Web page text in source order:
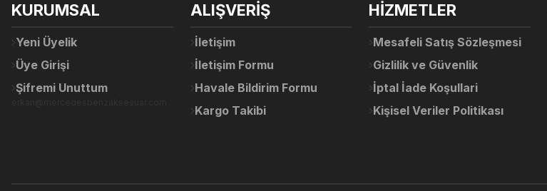
Yorum Yaz
Ürün açıklamasında eksik bilgiler bulunuyor.
Bu ürüne benzer farklı alternatifler olmalı.
Deneyimini Paylaş
KURUMSAL
Yeni Üyelik
Üye Girişi
Şifremi Unuttum
ALIŞVERİŞ
İletişim
İletişim Formu
Havale Bildirim Formu
Kargo Takibi
HİZMETLER
Mesafeli Satış Sözleşmesi
Gizlilik ve Güvenlik
İptal İade Koşullari
Kişisel Veriler Politikası